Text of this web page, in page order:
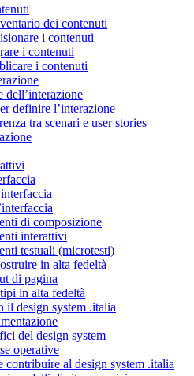
dei contenuti
i contenuti
i contenuti
i contenuti
dell’interazione
definire l’interazione
tra scenari e user stories
di composizione
interattivi
testuali (microtesti)
in alta fedeltà
di pagina
in alta fedeltà
il design system .italia
del design system
operative
contribuire al design system .italia